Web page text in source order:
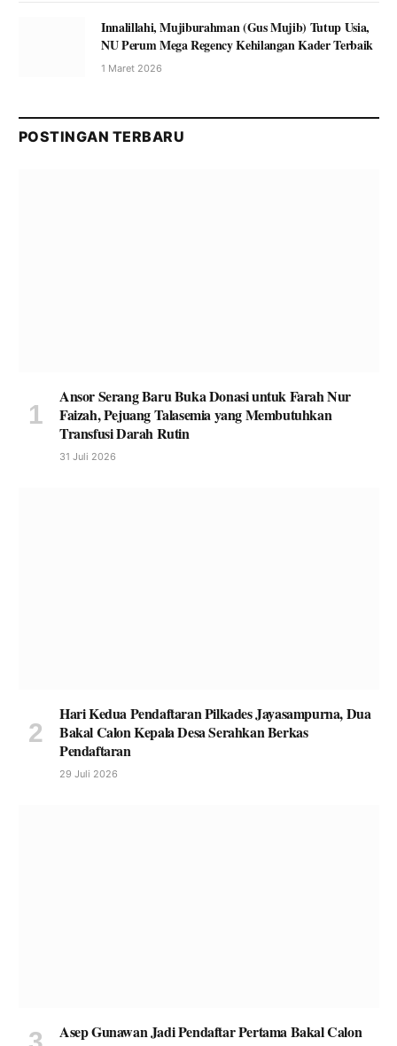
Innalillahi, Mujiburahman (Gus Mujib) Tutup Usia,
NU Perum Mega Regency Kehilangan Kader Terbaik
1 Maret 2026
POSTINGAN TERBARU
Ansor Serang Baru Buka Donasi untuk Farah Nur
Faizah, Pejuang Talasemia yang Membutuhkan
Transfusi Darah Rutin
31 Juli 2026
Hari Kedua Pendaftaran Pilkades Jayasampurna, Dua
Bakal Calon Kepala Desa Serahkan Berkas
Pendaftaran
29 Juli 2026
Asep Gunawan Jadi Pendaftar Pertama Bakal Calon